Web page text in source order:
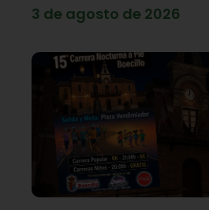
3 de agosto de 2026